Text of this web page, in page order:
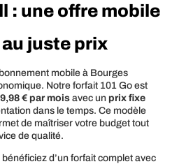
: une offre mobile
juste prix
mobile à Bourges
Notre forfait 101 Go est
9,98 € par moisavec un prix fixe
dans le temps. Ce modèle
de maîtriser votre budget tout
de qualité.
d’un forfait complet avec